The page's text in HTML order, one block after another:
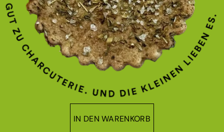
IN DEN WARENKORB